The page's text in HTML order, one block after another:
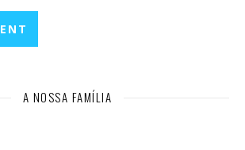
A NOSSA FAMÍLIA